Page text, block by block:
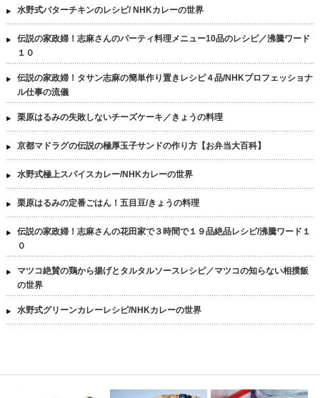
水野式バターチキンのレシピ/ NHKカレーの世界
伝説の家政婦！志麻さんのパーティ料理メニュー10品のレシピ／沸騰ワード
１０
伝説の家政婦！タサン志麻の簡単作り置きレシピ４品/NHKプロフェッショナ
ル仕事の流儀
栗原はるみの失敗しないチーズケーキ／きょうの料理
京都マドラグの伝説の極厚玉子サンドの作り方【お弁当大百科】
水野式極上スパイスカレー/NHKカレーの世界
栗原はるみの定番ごはん！五目豆/きょうの料理
伝説の家政婦！志麻さんの花田家で３時間で１９品絶品レシピ/沸騰ワード１
０
マツコ絶賛の鶏から揚げとタルタルソースレシピ／マツコの知らない相撲飯
の世界
水野式グリーンカレーレシピ/NHKカレーの世界